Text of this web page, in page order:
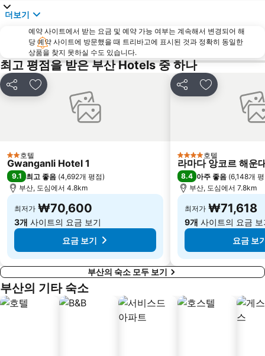
더보기
예약 사이트에서 받는 요금 및 예약 가능 여부는 계속해서 변경되어 해
당 예약 사이트에 방문했을 때 트리바고에 표시된 것과 정확히 동일한
상품을 찾지 못하실 수도 있습니다.
최고 평점을 받은 부산 Hotels 중 하나
공유 즐겨찾기에 추가
2 성급
호텔
Gwanganli Hotel 1
9.1 최고 좋음 (4,692개 평점)
부산, 도심에서 4.8km
최저가 ₩70,600
3개 사이트의 요금 보기
요금 보기
공유 즐겨찾기에
4 성급 호텔
라마다 앙코르 해운
8.4 아주 좋음 (6,148개
부산, 도심에서 7.8km
최저가 ₩71,618
9개 사이트의 요금 보
요금 보
부산의 숙소 모두 보기
부산의 기타 숙소